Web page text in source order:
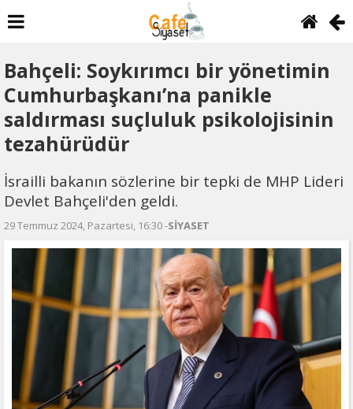
Bahçeli: Soykırımcı bir yönetimin
Cumhurbaşkanı’na panikle
saldırması suçluluk psikolojisinin
tezahürüdür
İsrailli bakanın sözlerine bir tepki de MHP Lideri
Devlet Bahçeli'den geldi.
29 Temmuz 2024, Pazartesi, 16:30 -SİYASET